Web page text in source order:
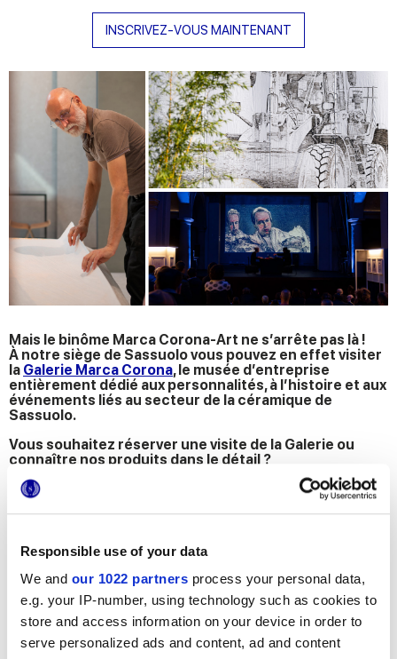
Responsible use of your data
We and our 1022 partners process your personal data,
e.g. your IP-number, using technology such as cookies to
store and access information on your device in order to
serve personalized ads and content, ad and content
INSCRIVEZ-VOUS MAINTENANT
Mais le binôme Marca Corona-Art ne s’arrête pas là !
À notre siège de Sassuolo vous pouvez en effet visiter
la Galerie Marca Corona, le musée d’entreprise
entièrement dédié aux personnalités, à l’histoire et aux
événements liés au secteur de la céramique de
Sassuolo.
Vous souhaitez réserver une visite de la Galerie ou
connaître nos produits dans le détail ?
Téléchargez le dépliant de l'exposition et découvrez où nous
trouver
Nous contacter pour plus d'informations